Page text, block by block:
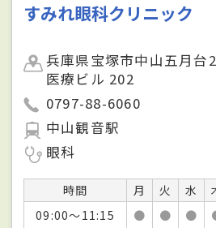
すみれ眼科クリニック
兵庫県宝塚市中山五月台
医療ビル 202
0797-88-6060
中山観音駅
眼科
時間 月 火 水
09:00～11:15
● ● ●